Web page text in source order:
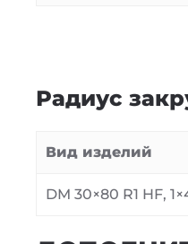
Радиус
Вид изделий
DM 30×80 R1 HF,